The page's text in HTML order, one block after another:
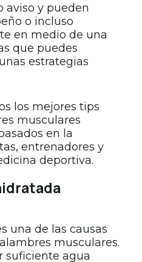
aviso y pueden
o incluso
en medio de una
que puedes
estrategias
los mejores tips
musculares
en la
entrenadores y
deportiva.
una de las causas
musculares.
suficiente agua